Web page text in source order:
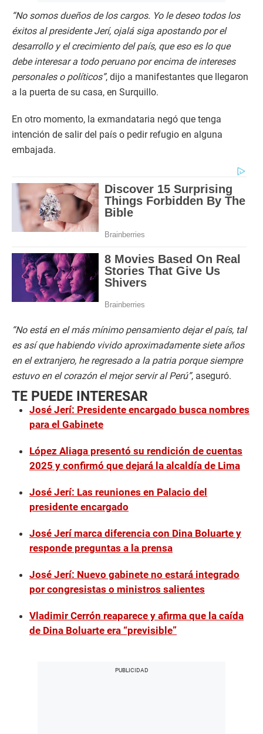
“No somos dueños de los cargos. Yo le deseo todos los
éxitos al presidente Jerí, ojalá siga apostando por el
desarrollo y el crecimiento del país, que eso es lo que
debe interesar a todo peruano por encima de intereses
personales o políticos”, dijo a manifestantes que llegaron
a la puerta de su casa, en Surquillo.
En otro momento, la exmandataria negó que tenga
intención de salir del país o pedir refugio en alguna
embajada.
“No está en el más mínimo pensamiento dejar el país, tal
es así que habiendo vivido aproximadamente siete años
en el extranjero, he regresado a la patria porque siempre
estuvo en el corazón el mejor servir al Perú”, aseguró.
TE PUEDE INTERESAR
José Jerí: Presidente encargado busca nombres
para el Gabinete
López Aliaga presentó su rendición de cuentas
2025 y confirmó que dejará la alcaldía de Lima
José Jerí: Las reuniones en Palacio del
presidente encargado
José Jerí marca diferencia con Dina Boluarte y
responde preguntas a la prensa
José Jerí: Nuevo gabinete no estará integrado
por congresistas o ministros salientes
Vladimir Cerrón reaparece y afirma que la caída
de Dina Boluarte era “previsible”